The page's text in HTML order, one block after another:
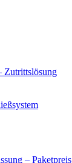
Zutrittslösung
–